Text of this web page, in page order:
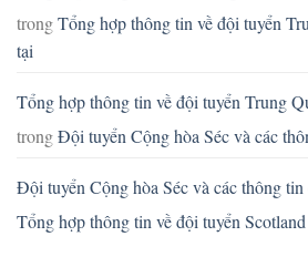
trongTổng hợp thông tin về đội tuyển
tại
Tổng hợp thông tin về đội tuyển Trung
trongĐội tuyển Cộng hòa Séc và các
Đội tuyển Cộng hòa Séc và các thông
Tổng hợp thông tin về đội tuyển